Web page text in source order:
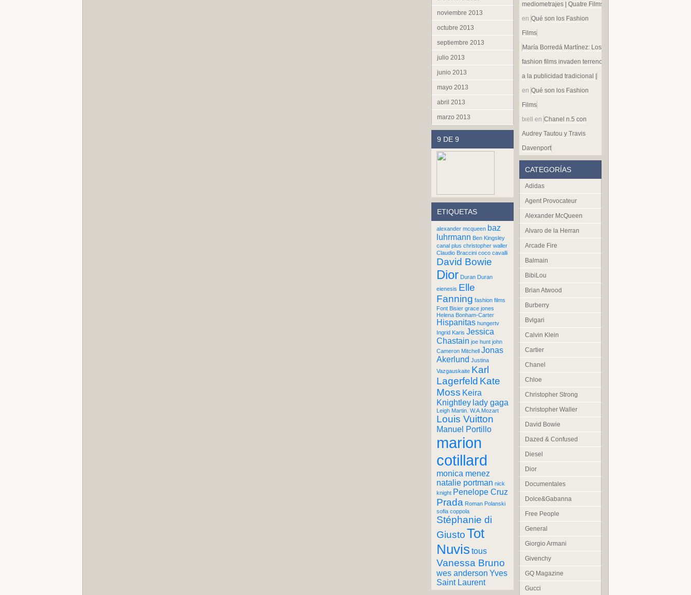
noviembre 2013
octubre 2013
septiembre 2013
julio 2013
junio 2013
mayo 2013
abril 2013
marzo 2013
9 DE 9
ETIQUETAS
alexander mcqueen baz
luhrmann Ben Kingsley
canal plus christopher waller
Claudio Braccini coco cavalli
David Bowie
Dior Duran Duran
eienesis Elle
Fanning fashion films
Font Bisier grace jones
Helena Bonham-Carter
Hispanitas hungertv
Ingrid Karis Jessica
Chastain joe hunt john
Cameron Mitchell Jonas
Akerlund Justina
Vazgauskaite Karl
Lagerfeld Kate
Moss Keira
Knightley lady gaga
Leigh Martin. W.A.Mozart
Louis Vuitton
Manuel Portillo
marion
cotillard
monica menez
natalie portman nick
knight Penelope Cruz
Prada Roman Polanski
sofia coppola
Stéphanie di
GiustoTot
Nuvis tous
Vanessa Bruno
wes anderson Yves
Saint Laurent
mediometrajes | Quatre Films
en Qué son los Fashion
Films
María Borredá Martínez: Los
fashion films invaden terreno
a la publicidad tradicional |
en Qué son los Fashion
Films
txell
en Chanel n.5 con
Audrey Tautou y Travis
Davenport
CATEGORÍAS
Adidas
Agent Provocateur
Alexander McQueen
Alvaro de la Herran
Arcade Fire
Balmain
BibiLou
Brian Atwood
Burberry
Bvlgari
Calvin Klein
Cartier
Chanel
Chloe
Christopher Strong
Christopher Waller
David Bowie
Dazed & Confused
Diesel
Dior
Documentales
Dolce&Gabanna
Free People
General
Giorgio Armani
Givenchy
GQ Magazine
Gucci